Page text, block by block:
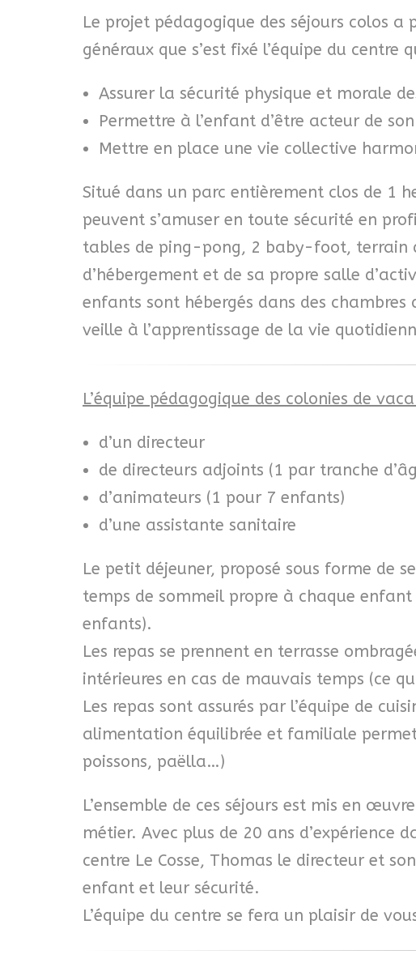
Le projet pédagogique des séjours colos
généraux que s’est fixé l’équipe du centre
Assurer la sécurité physique et morale
Permettre à l’enfant d’être acteur de
Mettre en place une vie collective
Situé dans un parc entièrement clos de 1
peuvent s’amuser en toute sécurité en
tables de ping-pong, 2 baby-foot, terrain
d’hébergement et de sa propre salle
enfants sont hébergés dans des
veille à l’apprentissage de la vie
L’équipe pédagogique des colonies de
d’un directeur
de directeurs adjoints (1 par tranche
d’animateurs (1 pour 7 enfants)
d’une assistante sanitaire
Le petit déjeuner, proposé sous forme de
temps de sommeil propre à chaque
enfants).
Les repas se prennent en terrasse
intérieures en cas de mauvais temps (ce
Les repas sont assurés par l’équipe de
alimentation équilibrée et familiale
poissons, paëlla…)
L’ensemble de ces séjours est mis en
métier. Avec plus de 20 ans d’expérience
centre Le Cosse, Thomas le directeur et
enfant et leur sécurité.
L’équipe du centre se fera un plaisir de